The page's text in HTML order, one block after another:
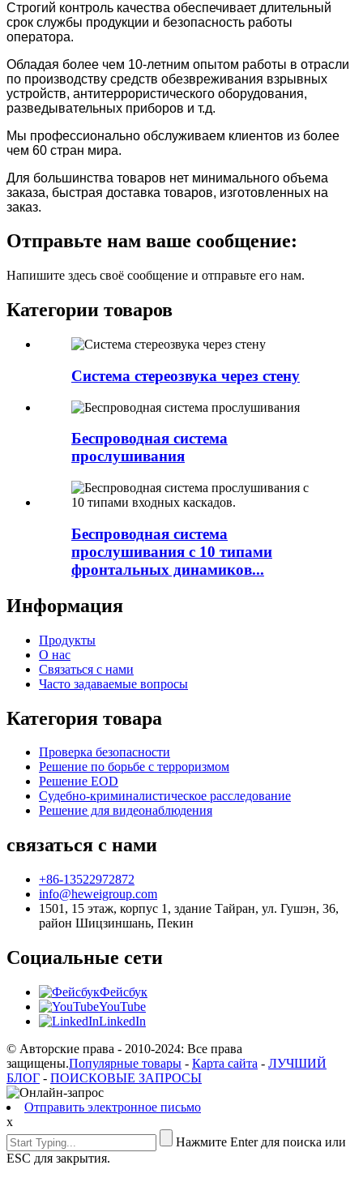
Строгий контроль качества обеспечивает длительный
срок службы продукции и безопасность работы
оператора.
Обладая более чем 10-летним опытом работы в отрасли
по производству средств обезвреживания взрывных
устройств, антитеррористического оборудования,
разведывательных приборов и т.д.
Мы профессионально обслуживаем клиентов из более
чем 60 стран мира.
Для большинства товаров нет минимального объема
заказа, быстрая доставка товаров, изготовленных на
заказ.
Отправьте нам ваше сообщение:
Напишите здесь своё сообщение и отправьте его нам.
Категории товаров
Система стереозвука через стену
Беспроводная система
прослушивания
Беспроводная система
прослушивания с 10 типами
фронтальных динамиков...
Информация
Продукты
О нас
Связаться с нами
Часто задаваемые вопросы
Категория товара
Проверка безопасности
Решение по борьбе с терроризмом
Решение EOD
Судебно-криминалистическое расследование
Решение для видеонаблюдения
связаться с нами
+86-13522972872
info@heweigroup.com
1501, 15 этаж, корпус 1, здание Тайран, ул. Гушэн, 36,
район Шицзиншань, Пекин
Социальные сети
Фейсбук
YouTube
LinkedIn
© Авторские права - 2010-2024: Все права
защищены.Популярные товары - Карта сайта - ЛУЧШИЙ
БЛОГ - ПОИСКОВЫЕ ЗАПРОСЫ
Отправить электронное письмо
x
Нажмите Enter для поиска или
ESC для закрытия.